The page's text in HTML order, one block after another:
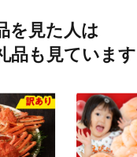
ず【
を見た人は
品も見ています